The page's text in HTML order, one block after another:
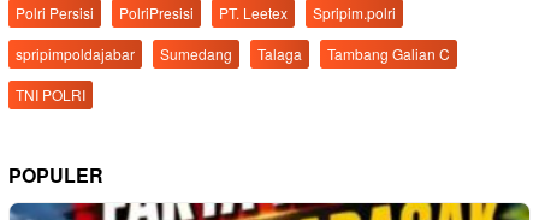
Polri Persisi
PolriPresisi PT. Leetex
Spripim.polri
spripimpoldajabar
Sumedang Talaga
Tambang Galian C
TNI POLRI
POPULER